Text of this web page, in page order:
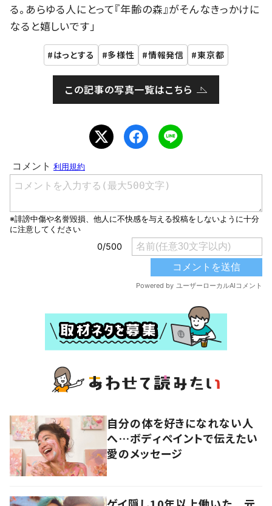
る。あらゆる人にとって『年齢の森』がそんなきっかけに
なると嬉しいです」
はっとする 多様性 情報発信 東京都
この記事の写真一覧はこちら
自分の体を好きになれない人
へ…ボディペイントで伝えたい
愛のメッセージ